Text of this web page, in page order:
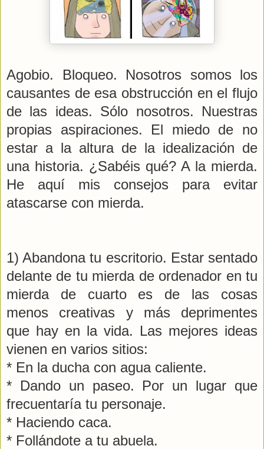
Agobio. Bloqueo. Nosotros somos los
causantes de esa obstrucción en el flujo
de las ideas. Sólo nosotros. Nuestras
propias aspiraciones. El miedo de no
estar a la altura de la idealización de
una historia. ¿Sabéis qué? A la mierda.
He aquí mis consejos para evitar
atascarse con mierda.
1) Abandona tu escritorio. Estar sentado
delante de tu mierda de ordenador en tu
mierda de cuarto es de las cosas
menos creativas y más deprimentes
que hay en la vida. Las mejores ideas
vienen en varios sitios:
* En la ducha con agua caliente.
* Dando un paseo. Por un lugar que
frecuentaría tu personaje.
* Haciendo caca.
* Follándote a tu abuela.